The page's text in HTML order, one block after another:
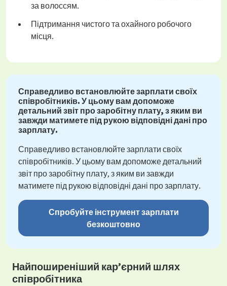
за волоссям.
Підтримання чистого та охайного робочого
місця.
Справедливо встановлюйте зарплати своїх
співробітників. У цьому вам допоможе
детальний звіт про заробітну плату, з яким ви
завжди матимете під рукою відповідні дані про
зарплату.
Справедливо встановлюйте зарплати своїх
співробітників. У цьому вам допоможе детальний
звіт про заробітну плату, з яким ви завжди
матимете під рукою відповідні дані про зарплату.
Спробуйте інструмент зарплати
безкоштовно
Найпоширеніший кар’єрний шлях
співробітника